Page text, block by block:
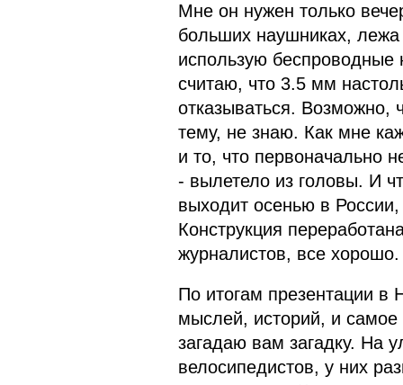
Мне он нужен только
больших наушниках,
использую
считаю, что 3.5 мм
отказываться. Возможно,
тему, не знаю. Как мне
и то, что первоначально
- вылетело из головы. И
выходит осенью в
Конструкция
журналистов, все хорошо.
По итогам презентации в
мыслей, историй, и самое
загадаю вам загадку. На
велосипедистов, у них